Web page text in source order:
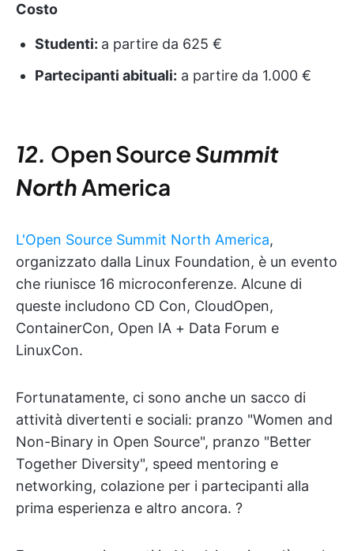
Costo
Studenti: a partire da 625 €
Partecipanti abituali: a partire da 1.000 €
12. Open Source Summit
NorthAmerica
L'Open Source Summit North America,
organizzato dalla Linux Foundation, è un evento
che riunisce 16 microconferenze. Alcune di
queste includono CD Con, CloudOpen,
ContainerCon, Open IA + Data Forum e
LinuxCon.
Fortunatamente, ci sono anche un sacco di
attività divertenti e sociali: pranzo "Women and
Non-Binary in Open Source", pranzo "Better
Together Diversity", speed mentoring e
networking, colazione per i partecipanti alla
prima esperienza e altro ancora. ?